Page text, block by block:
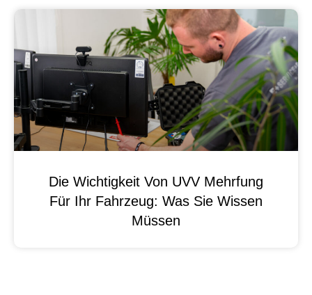
Die Wichtigkeit Von UVV Mehrfung
Für Ihr Fahrzeug: Was Sie Wissen
Müssen